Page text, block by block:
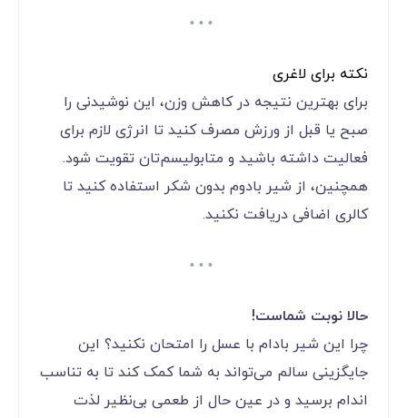
نکته برای لاغری
برای بهترین نتیجه در کاهش وزن، این نوشیدنی را
صبح یا قبل از ورزش مصرف کنید تا انرژی لازم برای
فعالیت داشته باشید و متابولیسم‌تان تقویت شود.
همچنین، از شیر بادوم بدون شکر استفاده کنید تا
کالری اضافی دریافت نکنید.
حالا نوبت شماست!
چرا این شیر بادام با عسل را امتحان نکنید؟ این
جایگزینی سالم می‌تواند به شما کمک کند تا به تناسب
اندام برسید و در عین حال از طعمی بی‌نظیر لذت